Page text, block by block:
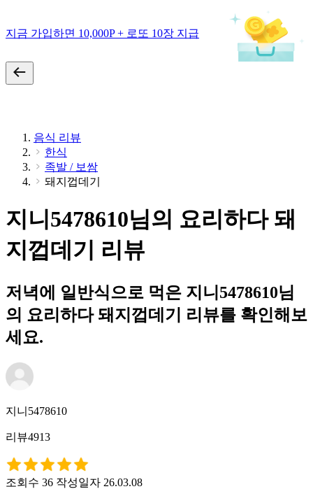
지금 가입하면 10,000P + 로또 10장 지급
음식 리뷰
한식
족발 / 보쌈
돼지껍데기
지니5478610님의 요리하다 돼
지껍데기 리뷰
저녁에 일반식으로 먹은 지니5478610님
의 요리하다 돼지껍데기 리뷰를 확인해보
세요.
지니5478610
리뷰4913
조회수 36 작성일자 26.03.08